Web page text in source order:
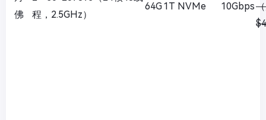
佛
程，2.5GHz）
64G1T NVMe 10Gbps